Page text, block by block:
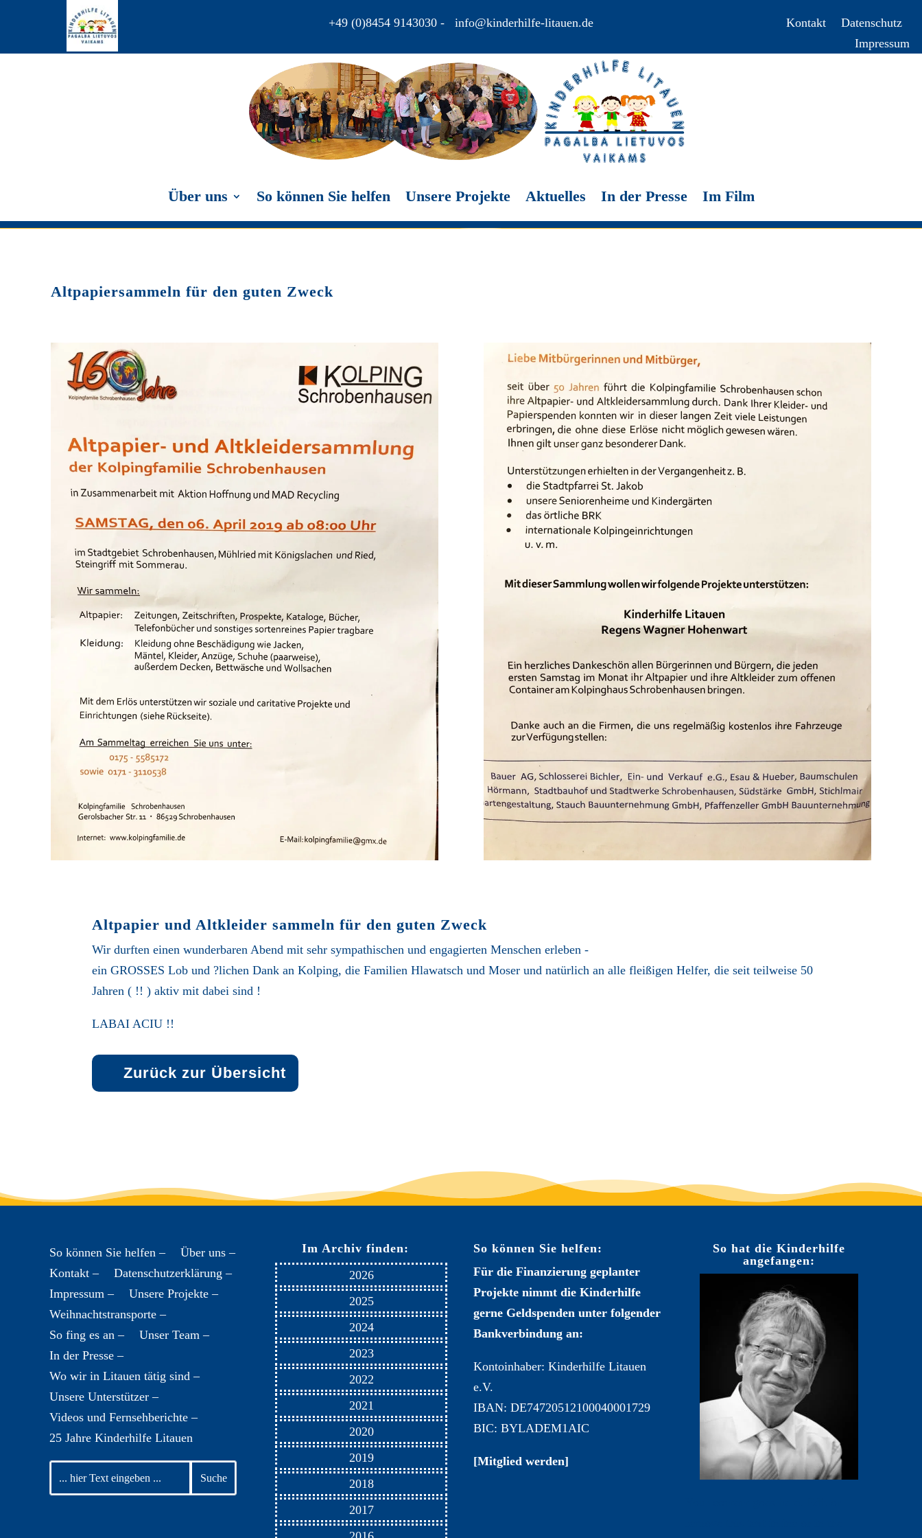
+49 (0)8454 9143030- info@kinderhilfe-litauen.de Kontakt
Datenschutz
Impressum
Über uns So können Sie helfen Unsere Projekte Aktuelles In der Presse Im Film
Altpapiersammeln für den guten Zweck
Altpapier und Altkleider sammeln für den guten Zweck
Wir durften einen wunderbaren Abend mit sehr sympathischen und engagierten Menschen erleben -
ein GROSSES Lob und ?lichen Dank an Kolping, die Familien Hlawatsch und Moser und natürlich an alle fleißigen Helfer, die seit teilweise 50
Jahren ( !! ) aktiv mit dabei sind !
LABAI ACIU !!
Zurück zur Übersicht
So können Sie helfen –
Über uns –
Kontakt –
Datenschutzerklärung –
Impressum –
Unsere Projekte –
Weihnachtstransporte –
So fing es an –
Unser Team –
In der Presse –
Wo wir in Litauen tätig sind –
Unsere Unterstützer –
Videos und Fernsehberichte –
25 Jahre Kinderhilfe Litauen
Im Archiv finden:
2026
2025
2024
2023
2022
2021
2020
2019
2018
2017
So können Sie helfen:
Für die Finanzierung geplanter
Projekte nimmt die Kinderhilfe
gerne Geldspenden unter folgender
Bankverbindung an:
Kontoinhaber: Kinderhilfe Litauen
e.V.
IBAN: DE74720512100040001729
BIC: BYLADEM1AIC
[Mitglied werden]
So hat die Kinderhilfe
angefangen: